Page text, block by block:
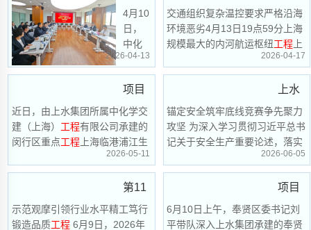
水集
团召
开
2026
年度
立功
竞赛
动员
大会
和二
十届
历次
全会
精
神，
公司
2026
年度
立功
竞赛
活动
深入
开
集团
党委
组织
参观
上海
元代
水闸
博物
馆活
动
精
神，
引导
全体
职工
在追
贤中
汲取
精神
力
量，
在回
望历
程中
勋到
上水
集团
工作
4月10
日，
中化
学交
建集
团党
委书
记、
董事
长汪
万勋
到上
团调
研指
2026-04-13
速递
｜大
芦线3
体积
混凝
土浇
筑
——
交通组织复杂温控要求严格沿海
环境恶劣4月13日19点59分上海
规模最大的内河航运枢纽工程 上
大芦线东延伸航道
整治工程3标段顺利完
2026-04-17
项目
速递 |
提前6
个
浦江
近日，由上水集团所属中化学交
建（上海） 工程有限公司承建的
闵行区重点工程上海临港浦江生
命健康产业园（北区）项目传来
喜讯，公司承
2026-05-11
上水
集团
召开
2026
产月”
锚定安全筑牢底线竞赛争先聚力
攻坚 为深入学习贯彻习近平总书
记关于安全生产重要论述，落实
实事立功竞赛40
周年相关工
2026-06-05
第11
次成
示范观摩引领行业水平精工笃行
锻造品质工程6月9日，2026年
项目
速递|
6月10日上午，奉贤区委书记刘
平带队深入上水集团承建的奉贤